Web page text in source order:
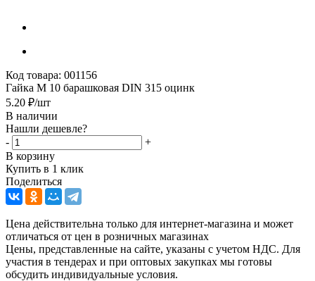
Код товара: 001156
Гайка М 10 барашковая DIN 315 оцинк
5.20 ₽/шт
В наличии
Нашли дешевле?
-
+
В корзину
Купить в 1 клик
Поделиться
Цена действительна только для интернет-магазина и может
отличаться от цен в розничных магазинах
Цены, представленные на сайте, указаны с учетом НДС. Для
участия в тендерах и при оптовых закупках мы готовы
обсудить индивидуальные условия.